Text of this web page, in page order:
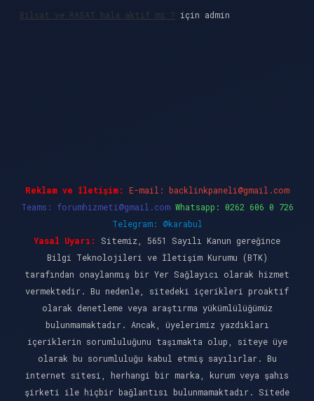
Bilsat ve RASAT hala aktif mi ? için admin
Reklam ve İletişim: E-mail: backlinkpaneli@gmail.com
Teams: forumhizmeti@gmail.com Whatsapp: 0262 606 0 726
Telegram: @karabul
Yasal Uyarı:
Sitemiz, 5651 Sayılı Kanun gereğince
Bilgi Teknolojileri ve İletişim Kurumu (BTK)
tarafından onaylanmış bir Yer Sağlayıcı olarak hizmet
vermektedir. Bu nedenle, sitedeki içerikleri proaktif
olarak denetleme veya araştırma yükümlülüğümüz
bulunmamaktadır. Ancak, üyelerimiz yazdıkları
içeriklerin sorumluluğunu taşımakta olup, siteye üye
olarak bu sorumluluğu kabul etmiş sayılırlar. Bu
internet sitesi, herhangi bir marka, kurum veya şahıs
şirketi ile hiçbir bağlantısı bulunmamaktadır. Sitede